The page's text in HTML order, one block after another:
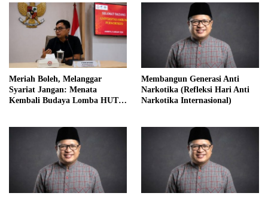
Meriah Boleh, Melanggar
Syariat Jangan: Menata
Kembali Budaya Lomba HUT
Membangun Generasi Anti
Narkotika (Refleksi Hari Anti
Narkotika Internasional)